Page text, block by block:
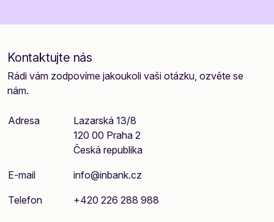
Kontaktujte nás
Rádi vám zodpovíme jakoukoli vaši otázku, ozvěte se
nám.
Adresa
Lazarská 13/8
120 00 Praha 2
Česká republika
E-mail info@inbank.cz
Telefon +420 226 288 988